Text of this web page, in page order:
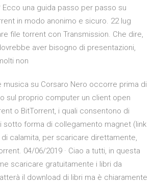
una guida passo per passo su
in modo anonimo e sicuro. 22 lug
file torrent con Transmission. Che dire,
aver bisogno di presentazioni,
non
musica su Corsaro Nero occorre prima di
sul proprio computer un client open
o BitTorrent, i quali consentono di
sotto forma di collegamento magnet (link
calamita, per scaricare direttamente,
04/06/2019 · Ciao a tutti, in questa
scaricare gratuitamente i libri da
il download di libri ma è chiaramente